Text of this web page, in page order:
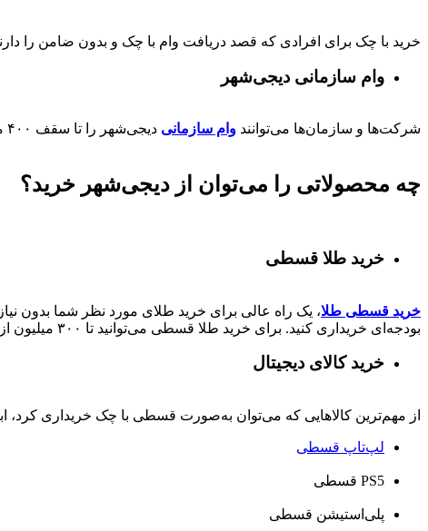
خرید با چک برای افرادی که قصد دریافت وام با چک و بدون ضامن را
وام سازمانی دیجی‌شهر
شرکت‌ها و سازمان‌ها می‌توانند وام سازمانی دیجی‌شهر را تا سقف ۴۰۰
چه محصولاتی را می‌توان از دیجی‌شهر خرید؟
خرید طلا قسطی
خرید قسطی طلا، یک راه عالی برای خرید طلای مورد نظر شما بدون
بودجه‌ای خریداری کنید. برای خرید طلا قسطی می‌توانید تا ۳۰۰ میلیون از دیجی‌شهر وام کالا دریافت کنند.
خرید کالای دیجیتال
از مهم‌ترین کالاهایی که می‌توان به‌صورت قسطی با چک خریداری کرد،
لپ‌تاپ قسطی
PS5 قسطی
پلی‌استیشن قسطی